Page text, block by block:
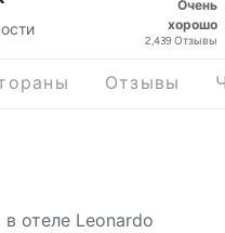
Очень
хорошо
2,439Отзывы
Отзывы
отеле Leonardo